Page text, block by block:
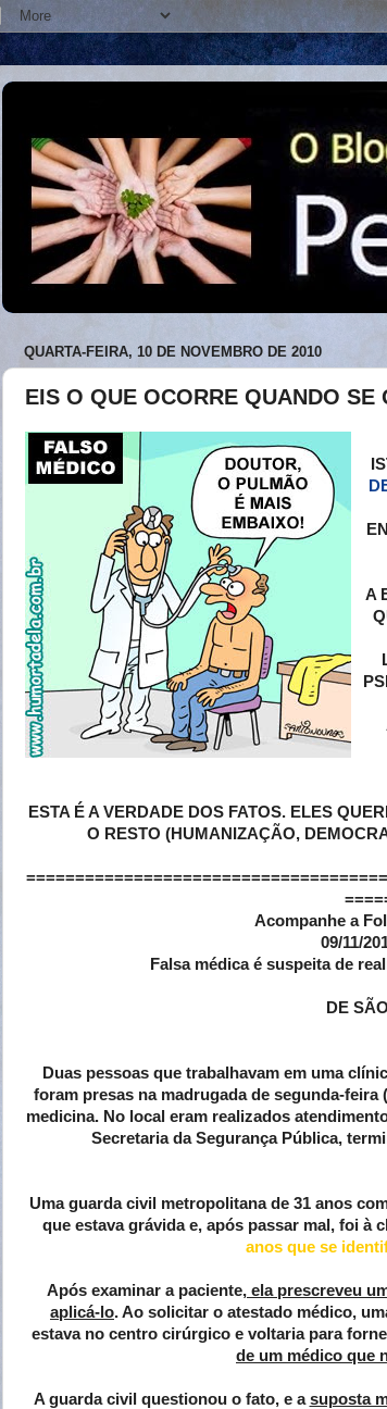
QUARTA-FEIRA, 10 DE NOVEMBRO DE 2010
EIS O QUE OCORRE QUANDO
A
ESTA É A VERDADE DOS FATOS. ELES
O RESTO (HUMANIZAÇÃO,
Acompanhe a
09/11/
Falsa médica é suspeita de
DE
Duas pessoas que trabalhavam em uma
foram presas na madrugada de segunda-
medicina. No local eram realizados
Secretaria da Segurança Pública,
Uma guarda civil metropolitana de 31 anos
que estava grávida e, após passar mal, foi à
anos que se
Após examinar a paciente, ela prescreveu
aplicá-lo. Ao solicitar o atestado médico,
estava no centro cirúrgico e voltaria para
de um médico que
A guarda civil questionou o fato, e asuposta